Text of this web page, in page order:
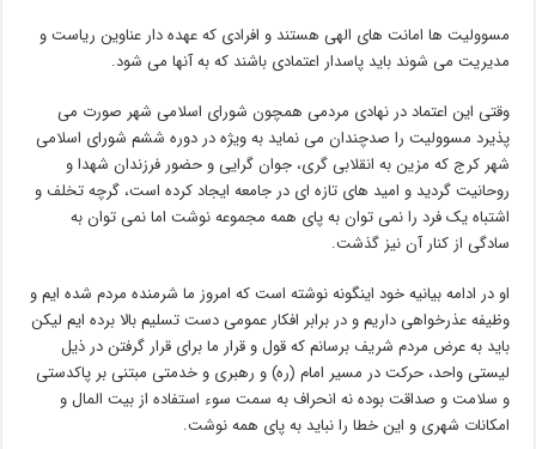
مسوولیت ها امانت های الهی هستند و افرادی که عهده دار عناوین ریاست و
مدیریت می شوند باید پاسدار اعتمادی باشند که به آنها می شود.
وقتی این اعتماد در نهادی مردمی همچون شورای اسلامی شهر صورت می
پذیرد مسوولیت را صدچندان می نماید به ویژه در دوره ششم شورای اسلامی
شهر کرج که مزین به انقلابی گری، جوان گرایی و حضور فرزندان شهدا و
روحانیت گردید و امید های تازه ای در جامعه ایجاد کرده است، گرچه تخلف و
اشتباه یک فرد را نمی توان به پای همه مجموعه نوشت اما نمی توان به
سادگی از کنار آن نیز گذشت.
او در ادامه بیانیه خود اینگونه نوشته است که امروز ما شرمنده مردم شده ایم و
وظیفه عذرخواهی داریم و در برابر افکار عمومی دست تسلیم بالا برده ایم لیکن
باید به عرض مردم شریف برسانم که قول و قرار ما برای قرار گرفتن در ذیل
لیستی واحد، حرکت در مسیر امام (ره) و رهبری و خدمتی مبتنی بر پاکدستی
و سلامت و صداقت بوده نه انحراف به سمت سوء استفاده از بیت المال و
امکانات شهری و این خطا را نباید به پای همه نوشت.